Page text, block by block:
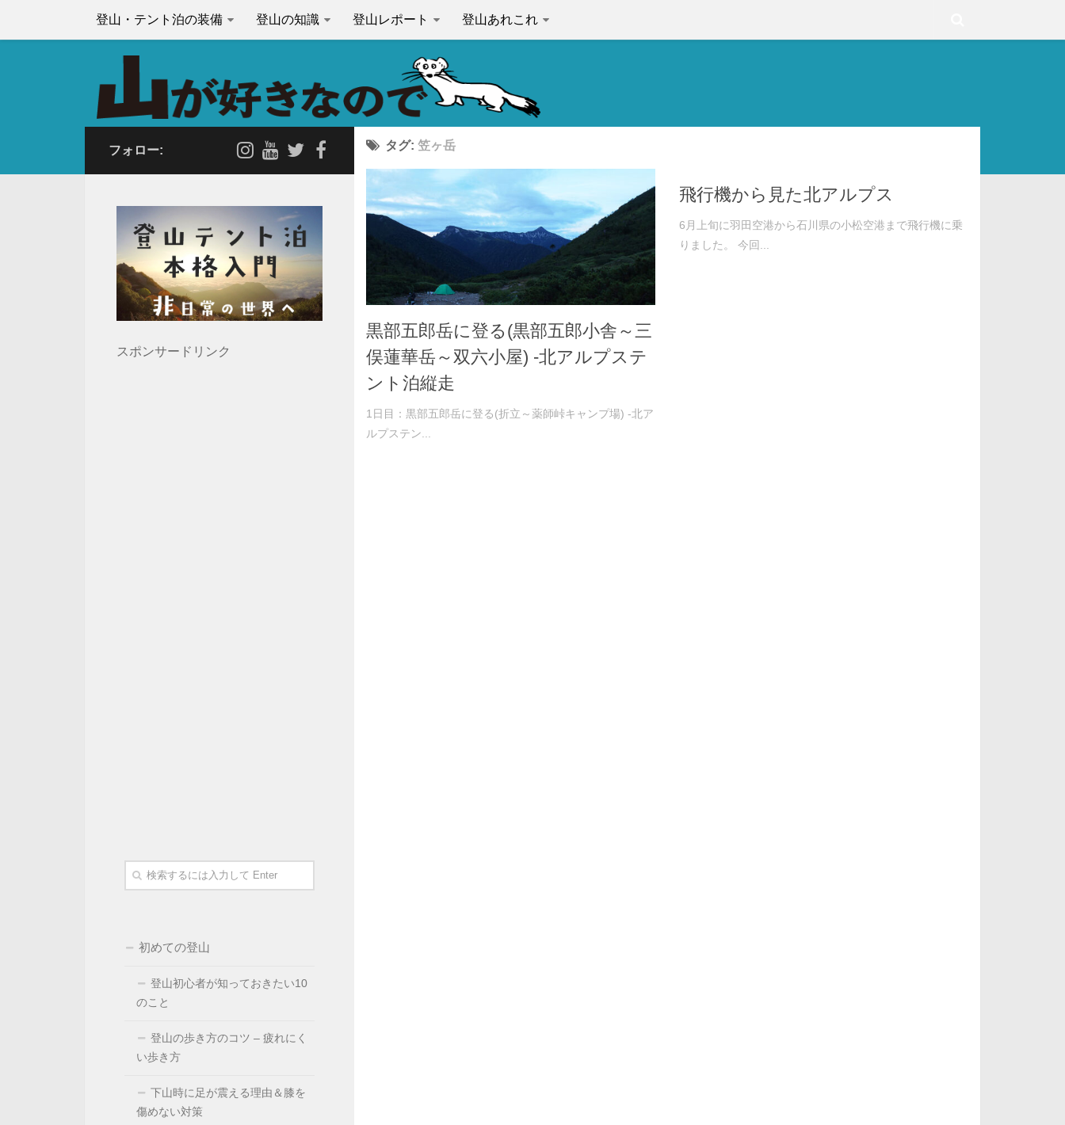
登山・テント泊の装備 登山の知識 登山レポート 登山あれこれ
タグ: 笠ヶ岳
黒部五郎岳に登る(黒部五郎小舎～三
俣蓮華岳～双六小屋) -北アルプステ
ント泊縦走
1日目：黒部五郎岳に登る(折立～薬師峠キャンプ場) -北ア
ルプステン...
飛行機から見た北アルプス
6月上旬に羽田空港から石川県の小松空港まで飛行機に乗
りました。 今回...
フォロー:
スポンサードリンク
初めての登山
登山初心者が知っておきたい10
のこと
登山の歩き方のコツ – 疲れにく
い歩き方
下山時に足が震える理由＆膝を
傷めない対策